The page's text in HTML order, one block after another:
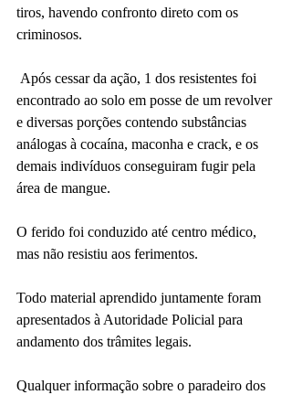
tiros, havendo confronto direto com os
criminosos.
encontrado ao solo em posse de um revolver
e diversas porções contendo substâncias
análogas à cocaína, maconha e crack, e os
demais indivíduos conseguiram fugir pela
área de mangue.
O ferido foi conduzido até centro médico,
mas não resistiu aos ferimentos.
Todo material aprendido juntamente foram
apresentados à Autoridade Policial para
andamento dos trâmites legais.
Qualquer informação sobre o paradeiro dos